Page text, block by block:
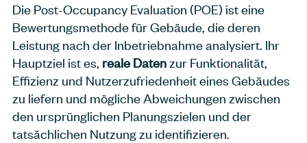
Die Post-Occupancy Evaluation (POE) ist eine
Bewertungsmethode für Gebäude, die deren
Leistung nach der Inbetriebnahme analysiert. Ihr
Hauptziel ist es, reale Datenzur Funktionalität,
Effizienz und Nutzerzufriedenheit eines Gebäudes
zu liefern und mögliche Abweichungen zwischen
den ursprünglichen Planungszielen und der
tatsächlichen Nutzung zu identifizieren.